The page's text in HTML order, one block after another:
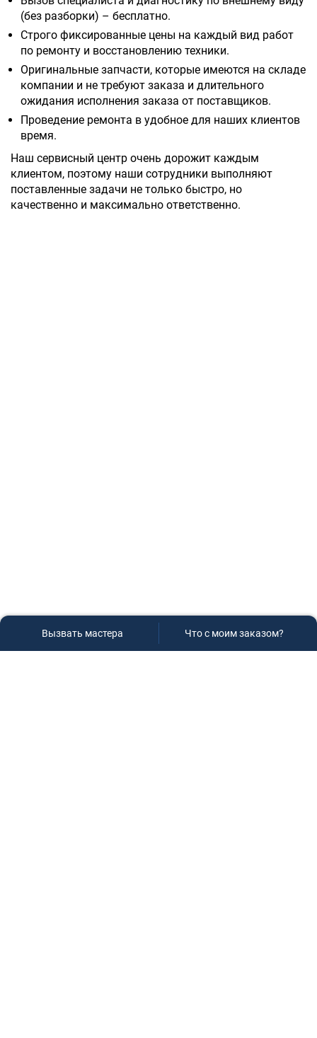
(без разборки) – бесплатно.
Строго фиксированные цены на каждый вид работ
по ремонту и восстановлению техники.
Оригинальные запчасти, которые имеются на складе
компании и не требуют заказа и длительного
ожидания исполнения заказа от поставщиков.
Проведение ремонта в удобное для наших клиентов
время.
Наш сервисный центр очень дорожит каждым
клиентом, поэтому наши сотрудники выполняют
поставленные задачи не только быстро, но
качественно и максимально ответственно.
Вызвать мастера Что с моим заказом?